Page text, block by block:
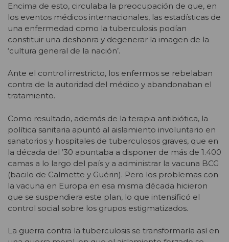
Encima de esto, circulaba la preocupación de que, en
los eventos médicos internacionales, las estadísticas de
una enfermedad como la tuberculosis podían
constituir una deshonra y degenerar la imagen de la
‘cultura general de la nación’.
Ante el control irrestricto, los enfermos se rebelaban
contra de la autoridad del médico y abandonaban el
tratamiento.
Como resultado, además de la terapia antibiótica, la
política sanitaria apuntó al aislamiento involuntario en
sanatorios y hospitales de tuberculosos graves, que en
la década del ’30 apuntaba a disponer de más de 1.400
camas a lo largo del país y a administrar la vacuna BCG
(bacilo de Calmette y Guérin). Pero los problemas con
la vacuna en Europa en esa misma década hicieron
que se suspendiera este plan, lo que intensificó el
control social sobre los grupos estigmatizados.
La guerra contra la tuberculosis se transformaría así en